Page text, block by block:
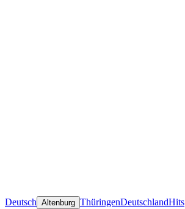
Deutsch Altenburg ThüringenDeutschlandHits